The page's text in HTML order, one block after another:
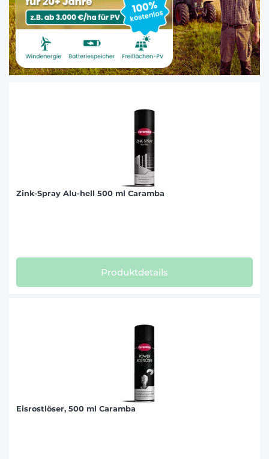
Zink-Spray Alu-hell 500 ml Caramba
Produktdetails
Eisrostlöser, 500 ml Caramba